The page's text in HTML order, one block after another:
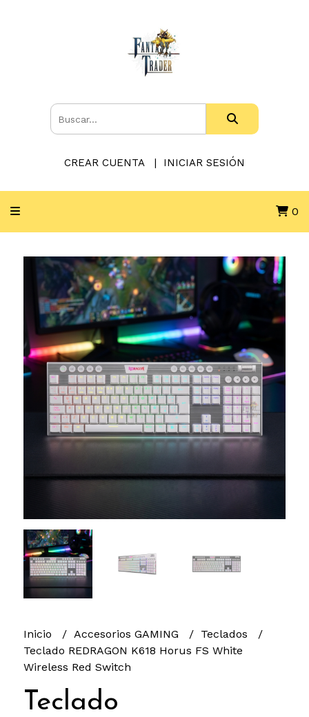
CREAR CUENTA INICIAR SESIÓN
0
Inicio Accesorios GAMING
Teclados
Teclado REDRAGON K618 Horus FS White
Wireless Red Switch
Teclado